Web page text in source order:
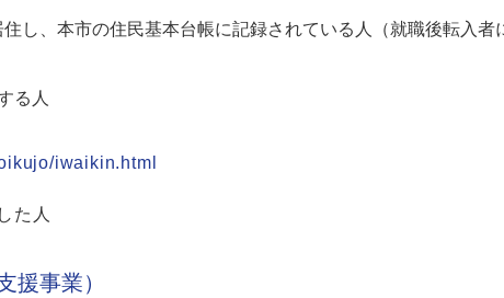
し、本市の住民基本台帳に記録されている人（就職後転入者
る人
iwaikin.html
た人
援事業）